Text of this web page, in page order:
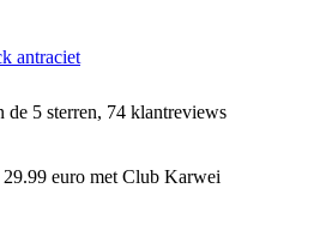
antraciet
de 5 sterren, 74 klantreviews
euro met Club Karwei